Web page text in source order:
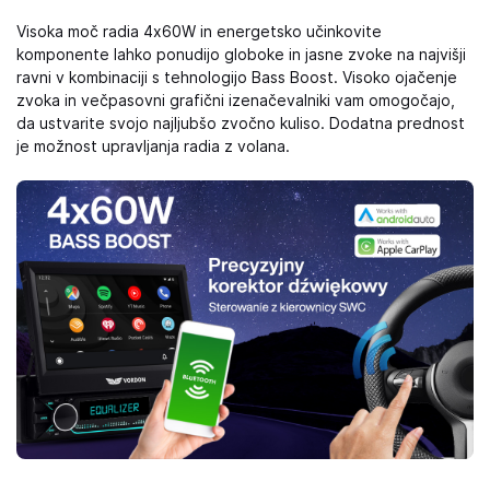
Visoka moč radia 4x60W in energetsko učinkovite
komponente lahko ponudijo globoke in jasne zvoke na najvišji
ravni v kombinaciji s tehnologijo Bass Boost. Visoko ojačenje
zvoka in večpasovni grafični izenačevalniki vam omogočajo,
da ustvarite svojo najljubšo zvočno kuliso. Dodatna prednost
je možnost upravljanja radia z volana.